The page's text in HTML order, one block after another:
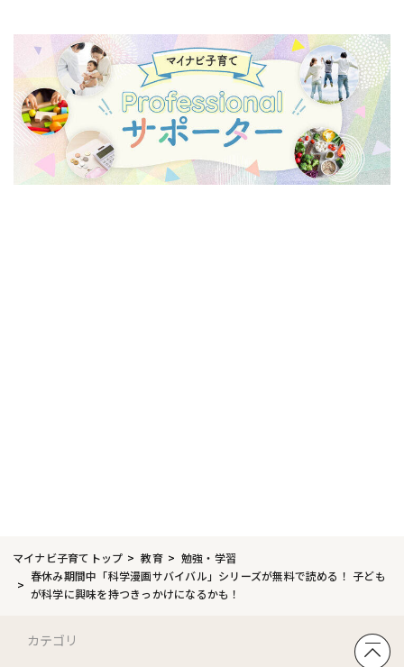
マイナビ子育てトップ 教育
勉強・学習
春休み期間中「科学漫画サバイバル」シリーズが無料で読める！ 子ども
が科学に興味を持つきっかけになるかも！
カテゴリ